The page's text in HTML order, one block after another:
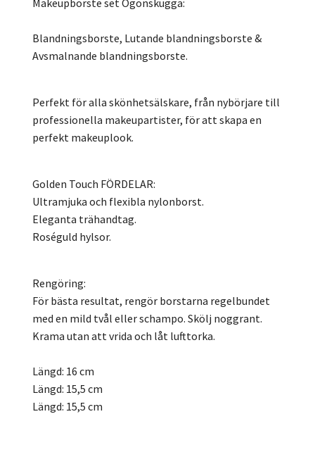
Blandningsborste, Lutande blandningsborste &
Avsmalnande blandningsborste.
Perfekt för alla skönhetsälskare, från nybörjare till
professionella makeupartister, för att skapa en
perfekt makeuplook.
Golden Touch FÖRDELAR:
Ultramjuka och flexibla nylonborst.
Eleganta trähandtag.
Roséguld hylsor.
Rengöring:
För bästa resultat, rengör borstarna regelbundet
med en mild tvål eller schampo. Skölj noggrant.
Krama utan att vrida och låt lufttorka.
Längd: 16 cm
Längd: 15,5 cm
Längd: 15,5 cm